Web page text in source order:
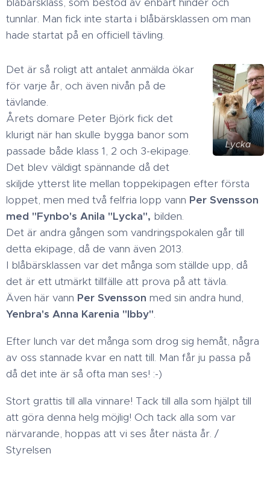
tunnlar. Man fick inte starta i blåbärsklassen om man
hade startat på en officiell tävling.
Lycka
Det är så roligt att antalet anmälda ökar
för varje år, och även nivån på de
tävlande.
Årets domare Peter Björk fick det
klurigt när han skulle bygga banor som
passade både klass 1, 2 och 3-ekipage.
Det blev väldigt spännande då det
skiljde ytterst lite mellan toppekipagen efter första
loppet, men med två felfria lopp vann Per Svensson
med "Fynbo's Anila "Lycka", bilden.
Det är andra gången som vandringspokalen går till
detta ekipage, då de vann även 2013.
I blåbärsklassen var det många som ställde upp, då
det är ett utmärkt tillfälle att prova på att tävla.
Även här vann Per Svensson med sin andra hund,
Yenbra's Anna Karenia "Ibby".
Efter lunch var det många som drog sig hemåt, några
av oss stannade kvar en natt till. Man får ju passa på
då det inte är så ofta man ses! :-)
Stort grattis till alla vinnare! Tack till alla som hjälpt till
att göra denna helg möjlig! Och tack alla som var
närvarande, hoppas att vi ses åter nästa år. /
Styrelsen